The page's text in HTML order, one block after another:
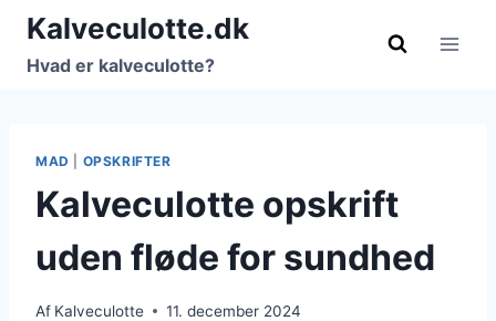
Fortsæt
indhold
Kalveculotte.dk
Hvad er kalveculotte?
MAD OPSKRIFTER
Kalveculotte opskrift
uden fløde for sundhed
Af Kalveculotte 11. december 2024